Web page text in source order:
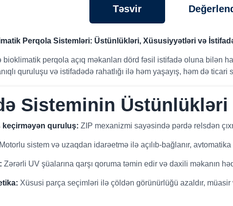
Təsvir
Perqola Sistemləri: Üstünlükləri, Xüsusiyyətləri və
bioklimatik perqola açıq məkanları dörd fəsil istifadə oluna bilən
quruluşu və istifadədə rahatlığı ilə həm yaşayış, həm də
Sisteminin Üstünlükləri
keçirməyən quruluş: ZIP mexanizmi sayəsində pərdə relsdən
Motorlu sistem və uzaqdan idarəetmə ilə açılıb-bağlanır,
Zərərli UV şüalarına qarşı qoruma təmin edir və daxili məkanın
Xüsusi parça seçimləri ilə çöldən görünürlüğü azaldır,